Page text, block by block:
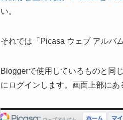
い。
それでは「Picasa ウェブ アルバ
Bloggerで使用しているものと同
にログインします。画面上部にあ